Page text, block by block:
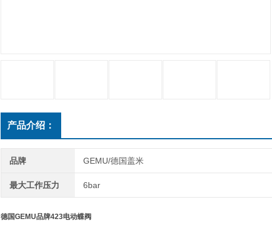
产品介绍：
品牌 GEMU/德国盖米
最大工作压力 6bar
德国GEMU品牌423电动蝶阀